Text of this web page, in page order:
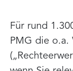
Für rund
PMG die o.a.